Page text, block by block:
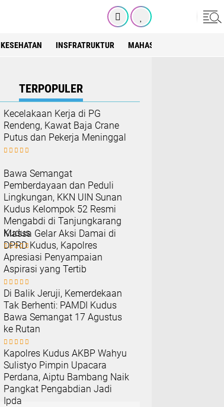
KESEHATAN INSFRATRUKTUR MAHASISWA
TERPOPULER
Kecelakaan Kerja di PG
Rendeng, Kawat Baja Crane
Putus dan Pekerja Meninggal
Bawa Semangat
Pemberdayaan dan Peduli
Lingkungan, KKN UIN Sunan
Kudus Kelompok 52 Resmi
Mengabdi di Tanjungkarang
Kudus
Massa Gelar Aksi Damai di
DPRD Kudus, Kapolres
Apresiasi Penyampaian
Aspirasi yang Tertib
Di Balik Jeruji, Kemerdekaan
Tak Berhenti: PAMDI Kudus
Bawa Semangat 17 Agustus
ke Rutan
Kapolres Kudus AKBP Wahyu
Sulistyo Pimpin Upacara
Perdana, Aiptu Bambang Naik
Pangkat Pengabdian Jadi
Ipda